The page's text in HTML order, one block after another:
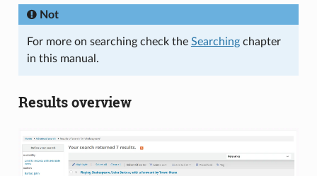
Not
For more on searching check the Searchingchapter
in this manual.
Results overview